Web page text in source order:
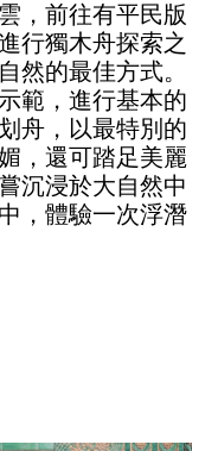
，前往有平民版
行獨木舟探索之
然的最佳方式。
範，進行基本的
舟，以最特別的
，還可踏足美麗
沉浸於大自然中
，體驗一次浮潛